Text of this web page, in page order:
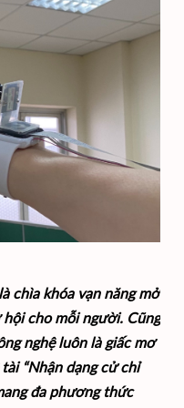
chìa khóa vạn năng mở
cho mỗi người. Cũng
nghệ luôn là giấc mơ
“Nhận dạng cử chỉ
đa phương thức